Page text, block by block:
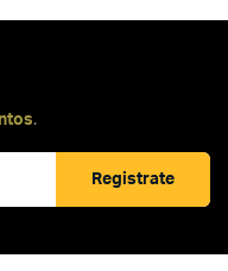
.
Registrate